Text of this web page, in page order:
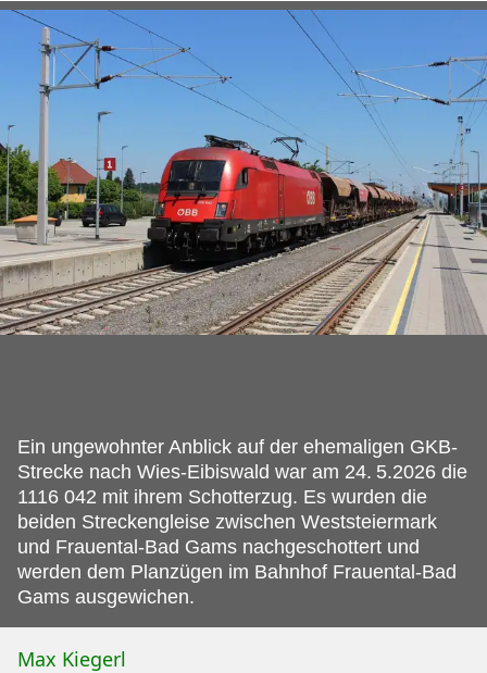
Ein ungewohnter Anblick auf der ehemaligen GKB-
Strecke nach Wies-Eibiswald war am 24. 5.2026 die
1116 042 mit ihrem Schotterzug. Es wurden die
beiden Streckengleise zwischen Weststeiermark
und Frauental-Bad Gams nachgeschottert und
werden dem Planzügen im Bahnhof Frauental-Bad
Gams ausgewichen.
Max Kiegerl